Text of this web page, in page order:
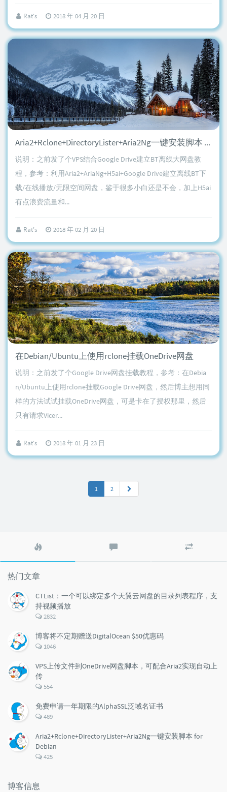
Rat's 2018 年 04 月 20 日
Aria2+Rclone+DirectoryLister+Aria2Ng一键安装脚本 for Debian
说明：之前发了个VPS结合Google Drive建立BT离线大网盘教
程，参考：利用Aria2+AriaNg+H5ai+Google Drive建立离线BT下
载/在线播放/无限空间网盘，鉴于很多小白还是不会，加上H5ai
有点浪费流量和...
Rat's 2018 年 02 月 20 日
在Debian/Ubuntu上使用rclone挂载OneDrive网盘
说明：之前发了个Google Drive网盘挂载教程，参考：在Debia
n/Ubuntu上使用rclone挂载Google Drive网盘，然后博主想用同
样的方法试试挂载OneDrive网盘，可是卡在了授权那里，然后
只有请求Vicer...
Rat's 2018 年 01 月 23 日
1 2
文
评
文
热门文章
CTList：一个可以绑定多个天翼云网盘的目录列表程序，支
持视频播放
评
数：
2832
博客将不定期赠送DigitalOcean $50优惠码
评
数：
1046
VPS上传文件到OneDrive网盘脚本，可配合Aria2实现自动上
传
评
数：
554
免费申请一年期限的AlphaSSL泛域名证书
评
数：
489
Aria2+Rclone+DirectoryLister+Aria2Ng一键安装脚本 for
Debian
评
425
博客信息